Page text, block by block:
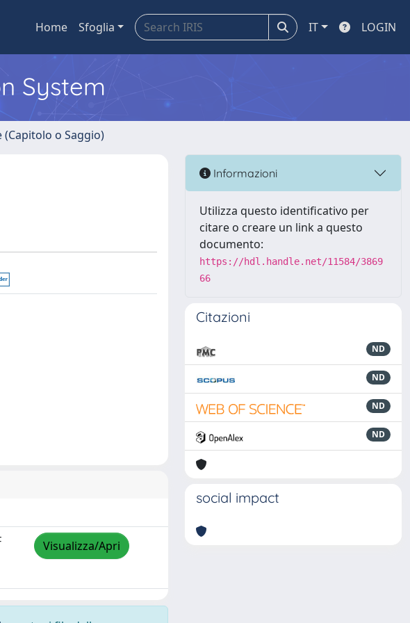
Home Sfoglia IT LOGIN
System
o Saggio)
Visualizza/Apri
Informazioni
Utilizza questo identificativo per
citare o creare un link a questo
documento:
https://hdl.handle.net/11584/3869
66
Citazioni
ND
ND
ND
ND
social impact